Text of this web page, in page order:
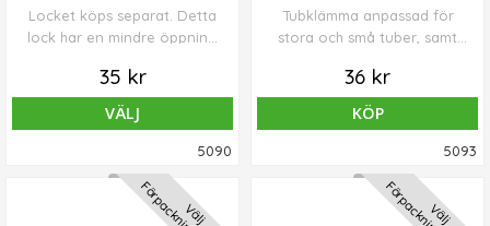
Locket köps separat. Detta
lock har en mindre öppning
vätska.
35 kr
VÄLJ
5090
Tubklämma anpassad för
stora och små tuber, samt
mjölk, grädde, kaffe, te, m.m.
Säljes i 2-pack.
36 kr
KÖP
5093
Välj Välj